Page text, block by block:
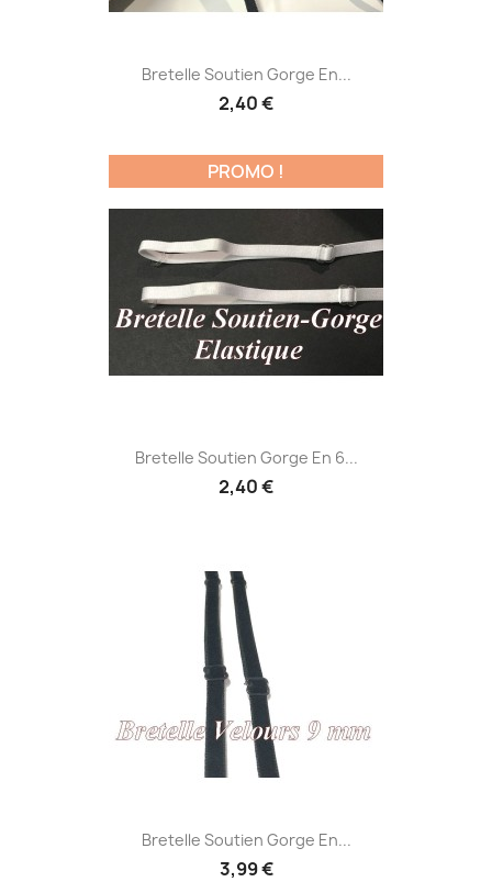
Bretelle Soutien Gorge En...
2,40 €
Bretelle Soutien Gorge En 6...
2,40 €
PROMO !
Bretelle Soutien Gorge En...
3,99 €